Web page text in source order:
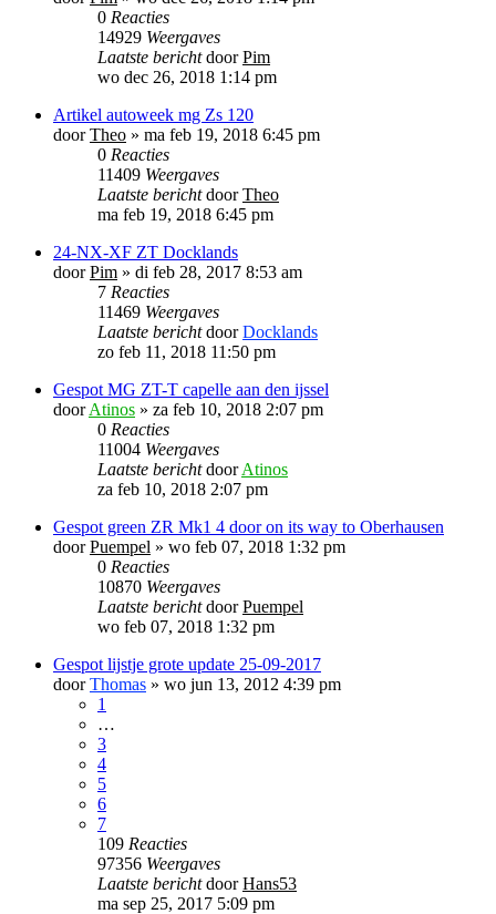
0 Reacties
14929 Weergaves
Laatste berichtdoorPim
wo dec 26, 2018 1:14 pm
Artikel autoweek mg Zs 120
doorTheo » ma feb 19, 2018 6:45 pm
0 Reacties
11409 Weergaves
Laatste berichtdoorTheo
ma feb 19, 2018 6:45 pm
24-NX-XF ZT Docklands
doorPim » di feb 28, 2017 8:53 am
7 Reacties
11469 Weergaves
Laatste berichtdoorDocklands
zo feb 11, 2018 11:50 pm
Gespot MG ZT-T capelle aan den ijssel
doorAtinos » za feb 10, 2018 2:07 pm
0 Reacties
11004 Weergaves
Laatste berichtdoorAtinos
za feb 10, 2018 2:07 pm
Gespot green ZR Mk1 4 door on its way to Oberhausen
doorPuempel » wo feb 07, 2018 1:32 pm
0 Reacties
10870 Weergaves
Laatste berichtdoorPuempel
wo feb 07, 2018 1:32 pm
Gespot lijstje grote update 25-09-2017
doorThomas » wo jun 13, 2012 4:39 pm
1
…
3
4
5
6
7
109 Reacties
97356 Weergaves
Laatste berichtdoorHans53
ma sep 25, 2017 5:09 pm